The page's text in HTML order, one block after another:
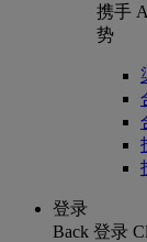
携手
势
登录
Back 登录